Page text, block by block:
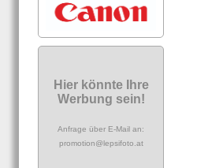
Hier könnte Ihre
Werbung sein!
Anfrage über E-Mail an:
promotion@lepsifoto.at